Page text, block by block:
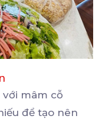
mâm cỗ
để tạo nên